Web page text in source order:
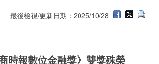
最後檢視/更新日期：2025/10/28
時報數位金融獎》雙獎殊榮